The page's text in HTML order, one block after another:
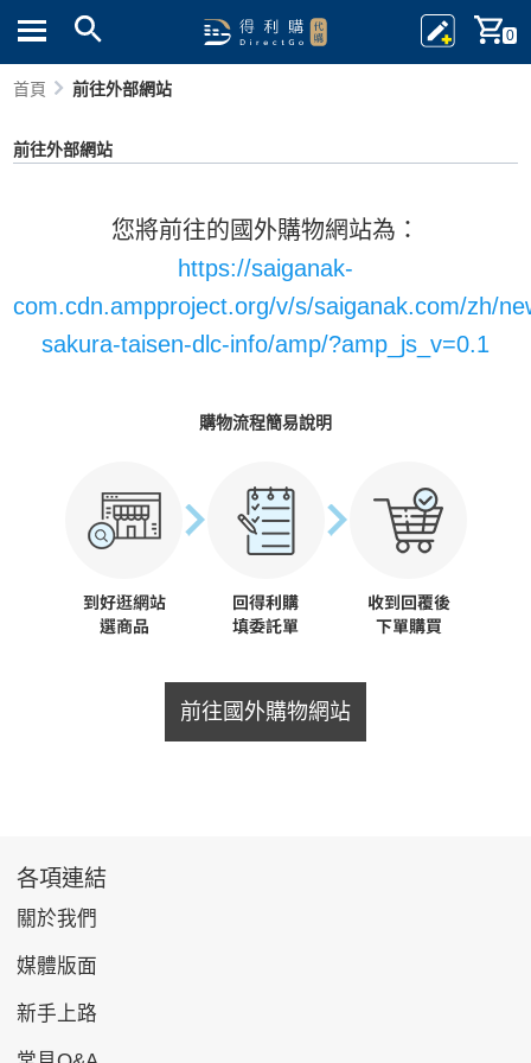
0
首頁 前往外部網站
前往外部網站
您將前往的國外購物網站為：
https://saiganak-
com.cdn.ampproject.org/v/s/saiganak.com/zh/
sakura-taisen-dlc-info/amp/?amp_js_v=0.1
購物流程簡易說明
前往國外購物網站
各項連結
關於我們
媒體版面
新手上路